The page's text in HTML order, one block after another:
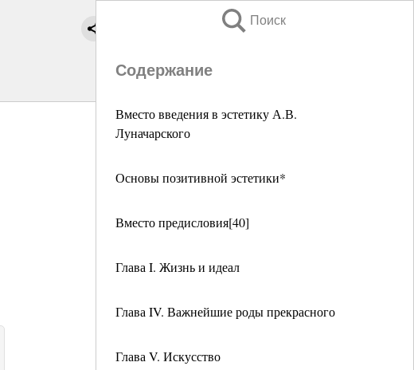
Поиск
Содержание
Вместо введения в эстетику А.В.
Луначарского
Основы позитивной эстетики*
Вместо предисловия[40]
Глава I. Жизнь и идеал
Глава IV. Важнейшие роды прекрасного
Глава V. Искусство